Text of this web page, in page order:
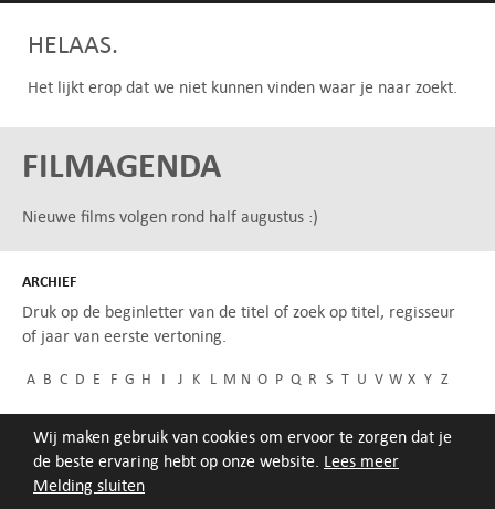
Melding sluiten
Wij maken gebruik van cookies om ervoor te zorgen dat je
de beste ervaring hebt op onze website. Lees meer
HELAAS.
Het lijkt erop dat we niet kunnen vinden waar je naar zoekt.
FILMAGENDA
Nieuwe films volgen rond half augustus :)
ARCHIEF
Druk op de beginletter van de titel of zoek op titel, regisseur
of jaar van eerste vertoning.
A B C D E F G H I J K L M N O P Q R S T U V W X Y Z